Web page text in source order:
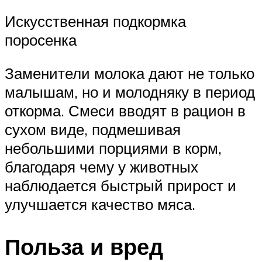
Искусственная подкормка
поросенка
Заменители молока дают не только
малышам, но и молодняку в период
откорма. Смеси вводят в рацион в
сухом виде, подмешивая
небольшими порциями в корм,
благодаря чему у животных
наблюдается быстрый прирост и
улучшается качество мяса.
Польза и вред